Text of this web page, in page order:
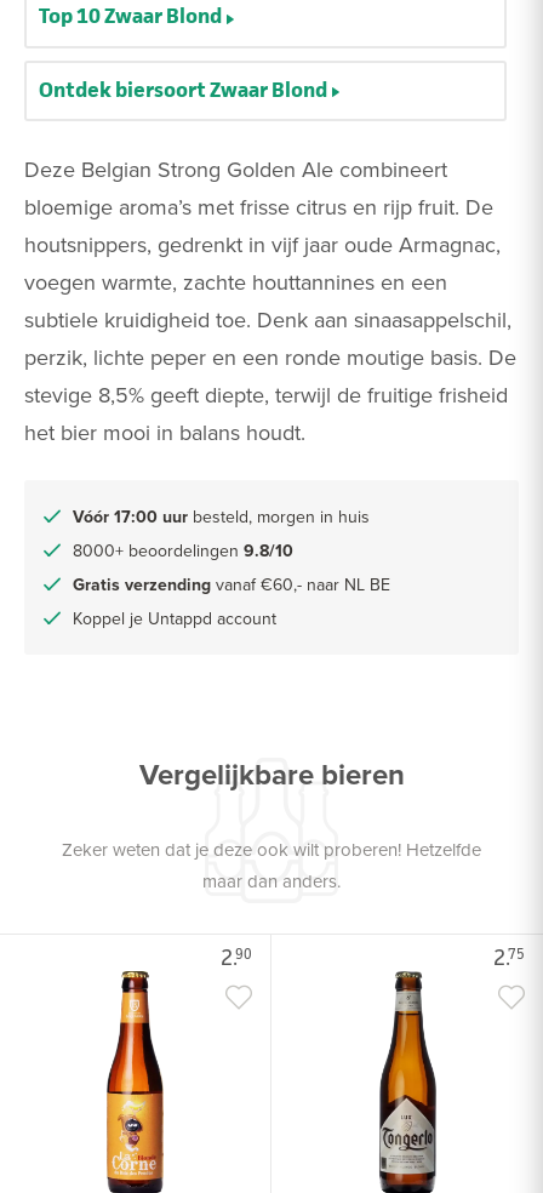
Deze Belgian Strong Golden Ale combineert
bloemige aroma’s met frisse citrus en rijp fruit. De
houtsnippers, gedrenkt in vijf jaar oude Armagnac,
voegen warmte, zachte houttannines en een
subtiele kruidigheid toe. Denk aan sinaasappelschil,
perzik, lichte peper en een ronde moutige basis. De
stevige 8,5% geeft diepte, terwijl de fruitige frisheid
het bier mooi in balans houdt.
Vóór 17:00 uur besteld, morgen in huis
8000+ beoordelingen 9.8/10
Gratis verzending vanaf €60,- naar NL BE
Koppel je Untappd account
Top 10 Zwaar Blond
Ontdek biersoort Zwaar Blond
Vergelijkbare bieren
Zeker weten dat je deze ook wilt proberen! Hetzelfde
maar dan anders.
2.90 2.75